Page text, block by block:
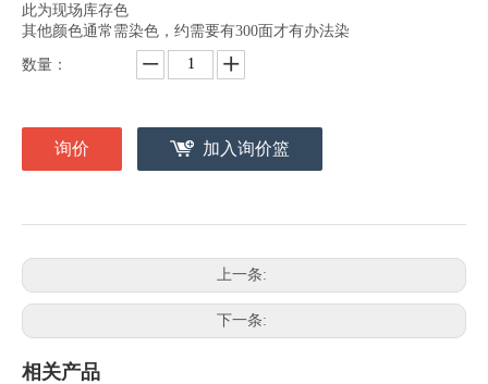
此为现场库存色
其他颜色通常需染色，约需要有300面才有办法染
数量：
询价 加入询价篮
上一条:
下一条:
相关产品